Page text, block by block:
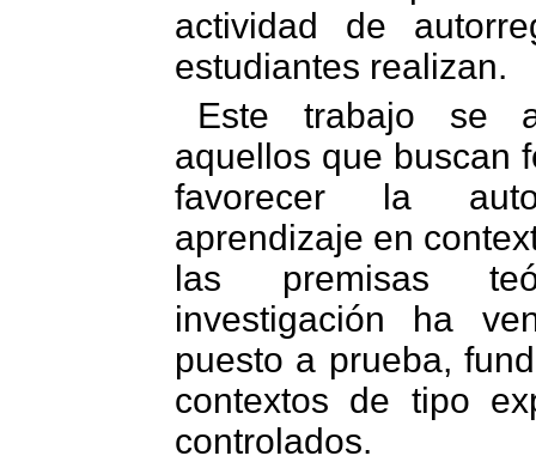
actividad de
estudiantes realizan.
Este trabajo se
aquellos que buscan
favorecer la
aprendizaje en
las premisas
investigación ha
puesto a prueba,
contextos de tipo
controlados.